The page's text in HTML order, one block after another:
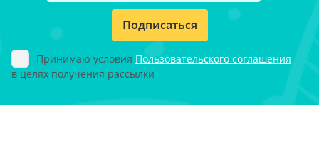
Подписаться
Принимаю условия Пользовательского соглашения
в целях получения рассылки